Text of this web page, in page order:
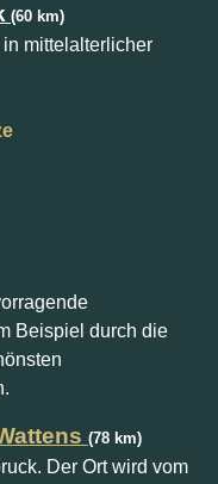
(60 km)
mittelalterlicher
Beispiel durch die
(78 km)
Der Ort wird vom